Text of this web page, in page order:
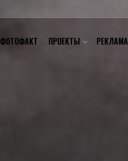
ФОТОФАКТ ПРОЕКТЫ РЕКЛАМА